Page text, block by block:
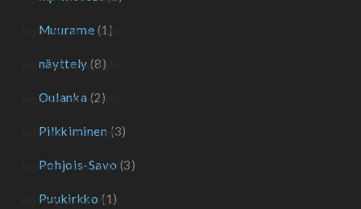
Muurame (1)
näyttely (8)
Oulanka (2)
Pilkkiminen (3)
Pohjois-Savo (3)
Puukirkko (1)